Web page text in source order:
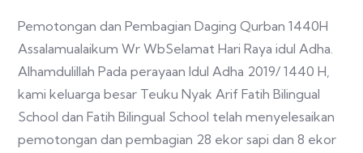
Pemotongan dan Pembagian Daging Qurban 1440H
Assalamualaikum Wr WbSelamat Hari Raya idul Adha.
Alhamdulillah Pada perayaan Idul Adha 2019/ 1440 H,
kami keluarga besar Teuku Nyak Arif Fatih Bilingual
School dan Fatih Bilingual School telah menyelesaikan
pemotongan dan pembagian 28 ekor sapi dan 8 ekor